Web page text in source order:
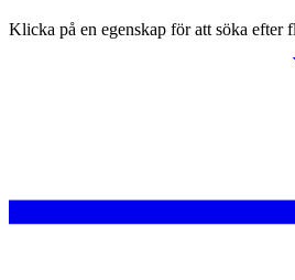
Klicka på en egenskap för att söka efter